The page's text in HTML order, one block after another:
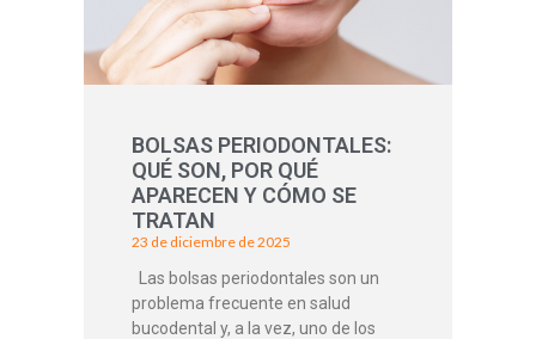
BOLSAS PERIODONTALES:
QUÉ SON, POR QUÉ
APARECEN Y CÓMO SE
TRATAN
23 de diciembre de 2025
Las bolsas periodontales son un
problema frecuente en salud
bucodental y, a la vez, uno de los